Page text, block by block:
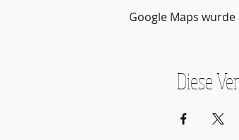
Google Maps
Diese